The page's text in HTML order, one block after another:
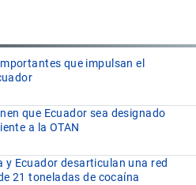
que impulsan el
que Ecuador sea designado
a la OTAN
y Ecuador desarticulan una red
21 toneladas de cocaína